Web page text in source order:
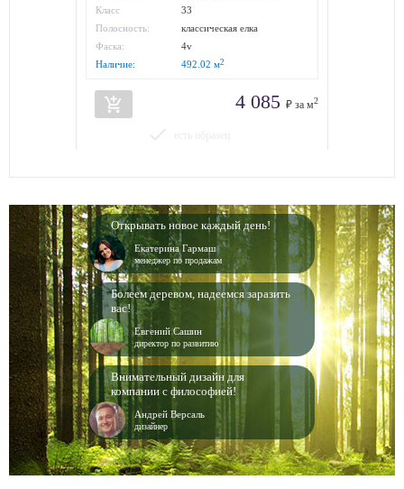
Elegant
Класс
износостойкости:
33
Полосность:
классическая елка
Фаска:
4v
Наличие:
492.02 м2
add_shopping_cart 4 085 ₽ за м2
Открывать новое каждый день!
Екатерина Гармаш
менеджер по продажам
Болеем деревом, надеемся заразить
вас!
Евгений Сашин
директор по развитию
Внимательный дизайн для
компании с философией!
Андрей Версаль
дизайнер